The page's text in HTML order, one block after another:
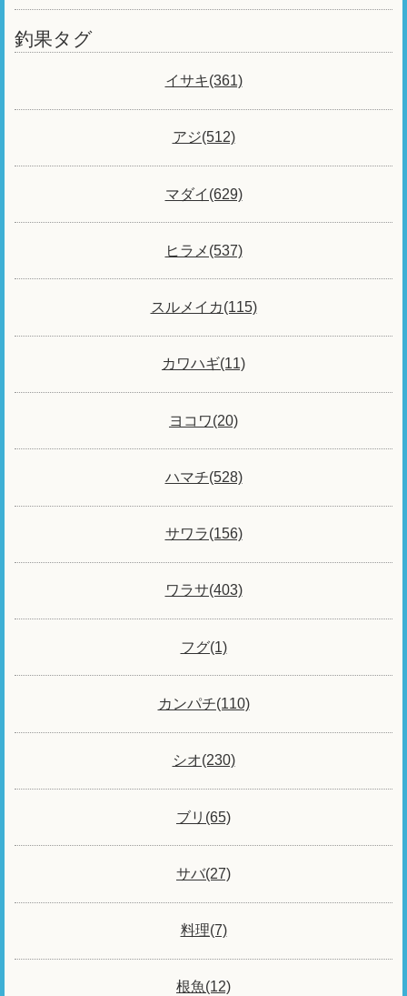
釣果タグ
イサキ(361)
アジ(512)
マダイ(629)
ヒラメ(537)
スルメイカ(115)
カワハギ(11)
ヨコワ(20)
ハマチ(528)
サワラ(156)
ワラサ(403)
フグ(1)
カンパチ(110)
シオ(230)
ブリ(65)
サバ(27)
料理(7)
根魚(12)